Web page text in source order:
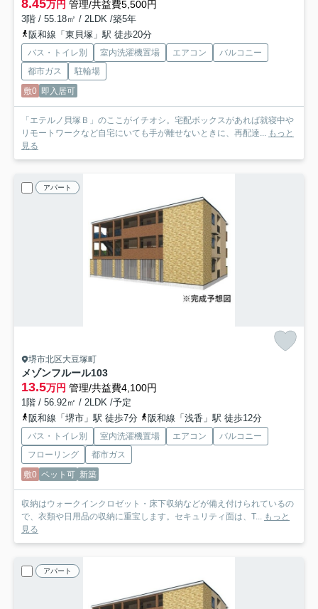
8.45万円 管理/共益費5,500円
3階 / 55.18㎡ / 2LDK /築5年
阪和線「東貝塚」駅 徒歩20分
バス・トイレ別 室内洗濯機置場 エアコン
バルコニー
都市ガス
駐輪場
敷0 即入居可
「エテルノ貝塚Ｂ」のここがイチオシ。宅配ボックスがあれば就寝中や
リモートワークなど自宅にいても手が離せないときに、再配達... もっと
見る
アパート
堺市北区大豆塚町
メゾンフルール103
13.5万円 管理/共益費4,100円
1階 / 56.92㎡ / 2LDK /予定
阪和線「堺市」駅 徒歩7分
阪和線「浅香」駅 徒歩12分
バス・トイレ別 室内洗濯機置場 エアコン
バルコニー
フローリング
都市ガス
敷0 ペット可 新築
収納はウォークインクロゼット・床下収納などが備え付けられているの
で、衣類や日用品の収納に重宝します。セキュリティ面は、T... もっと
見る
アパート